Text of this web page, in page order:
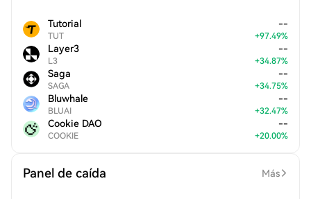
Tutorial
TUT
--
+97.49%
Layer3
L3
--
+34.87%
Saga
SAGA
--
+34.75%
Bluwhale
BLUAI
--
+32.47%
Cookie DAO
COOKIE
--
+20.00%
Panel de caída Más